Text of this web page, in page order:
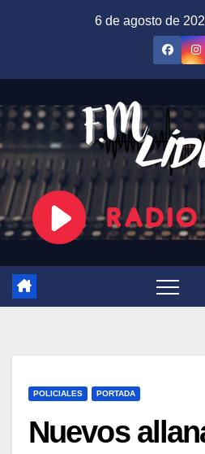
6 de agosto de
POLICIALES PORTADA
Nuevos